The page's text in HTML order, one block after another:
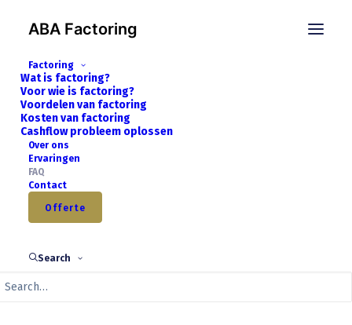
ABA Factoring
Factoring
Wat is factoring?
Voor wie is factoring?
Voordelen van factoring
Kosten van factoring
Cashflow probleem oplossen
Over ons
Ervaringen
FAQ
Contact
Offerte
Search
Vanaf welke omzet kan ik aan
factoring beginnen?
Welke facturen zijn financierbaar?
Wat wordt verstaan onder Business-